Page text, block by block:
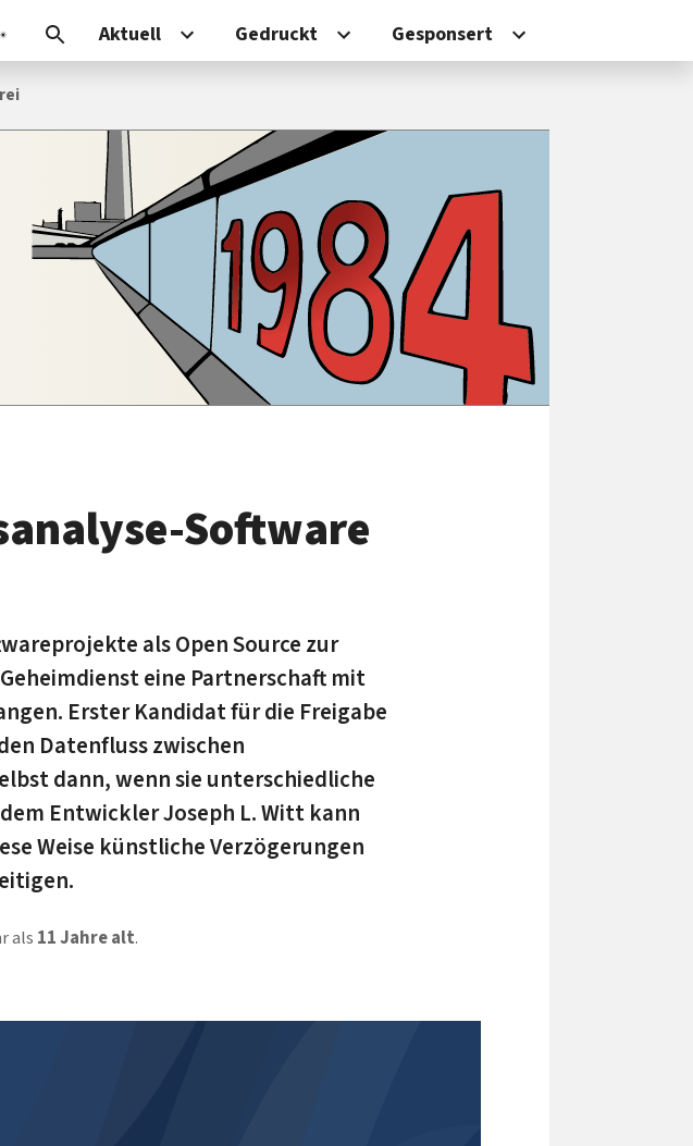
Aktuell Gedruckt Gesponsert
Software
als Open Source zur
eine Partnerschaft mit
Erster Kandidat für die Freigabe
Datenfluss zwischen
dann, wenn sie unterschiedliche
Entwickler Joseph L. Witt kann
Weise künstliche Verzögerungen
als 11 Jahre alt.